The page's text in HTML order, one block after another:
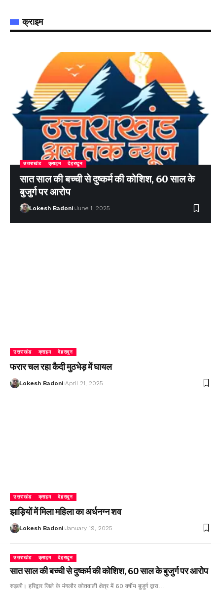
क्राइम
उत्तराखंड क्राइम देहरादून
सात साल की बच्ची से दुष्कर्म की कोशिश, 60 साल के
बुजुर्ग पर आरोप
Lokesh Badoni June 1, 2025
उत्तराखंड क्राइम देहरादून
फरार चल रहा कैदी मुठभेड़ में घायल
Lokesh Badoni April 21, 2025
उत्तराखंड क्राइम देहरादून
झाड़ियों में मिला महिला का अर्धनग्न शव
Lokesh Badoni January 19, 2025
उत्तराखंड क्राइम देहरादून
सात साल की बच्ची से दुष्कर्म की कोशिश, 60 साल के बुजुर्ग पर आरोप
रुड़की। हरिद्वार जिले के मंगलौर कोतवाली क्षेत्र में 60 वर्षीय बुजुर्ग द्वारा…